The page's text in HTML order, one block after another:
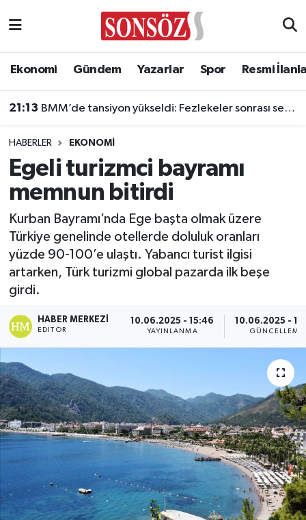
Ekonomi Gündem Yazarlar Spor Resmi
21:13 BMM’de tansiyon yükseldi: Fezlekeler sonrası sert açıklamalar
HABERLER EKONOMI
Egeli turizmci bayramı
memnun bitirdi
Kurban Bayramı’nda Ege başta olmak üzere
Türkiye genelinde otellerde doluluk oranları
yüzde 90-100’e ulaştı. Yabancı turist ilgisi
artarken, Türk turizmi global pazarda ilk beşe
girdi.
HABER MERKEZI
EDITÖR
10.06.2025 - 15:46
YAYINLANMA
10.06.2025 -
GÜNCELLEME
Asayiş
Biyografi
Çevre
Diğer
Dünya
Eğitim
Ekonomi
Emlak
Gündem
Haber
Ankara Nöbetçi Eczaneler
Ankara Trafik Yoğunluk Haritası
Süper Lig Puan Durumu ve Fikstür
Tüm Manşetler
Son Dakika Haberleri
Haber Arşivi